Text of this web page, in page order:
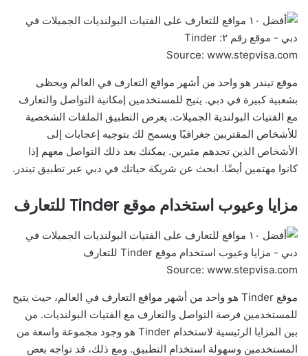
Source: www.stepvisa.com
موقع تيندر هو واحد من أشهر مواقع التعارف في العالم ويحظى
بشعبية كبيرة في دبي. يتيح للمستخدمين إمكانية التواصل والتعارف
مع الفتيات البولندية الجميلات. يعرض التطبيق الملفات الشخصية
للأشخاص المقتربين جغرافيًا ويسمح لك بتوجيه إعجابات إلى
الأشخاص الذين تجدهم مثيرين. يمكنك بعد ذلك التواصل معهم إذا
كانوا مهتمين أيضًا. ابحث عن شريكة حياتك في دبي عبر تطبيق تيندر.
مزايا وعيوب استخدام موقع Tinder للتعارف
Source: www.stepvisa.com
موقع Tinder هو واحد من أشهر مواقع التعارف في العالم، حيث يتيح
للمستخدمين فرصة التواصل والتعارف مع الفتيات البولنديات. من
بين المزايا الرئيسية لاستخدام Tinder هو وجود مجموعة واسعة من
المستخدمين وسهولة استخدام التطبيق. ومع ذلك، قد تواجه بعض